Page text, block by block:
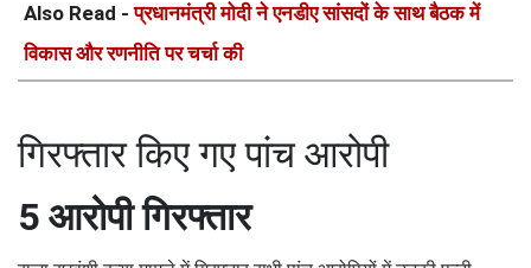
Also Read -प्रधानमंत्री मोदी ने एनडीए सांसदों के साथ बैठक में
विकास और रणनीति पर चर्चा की
गिरफ्तार किए गए पांच आरोपी
5 आरोपी गिरफ्तार